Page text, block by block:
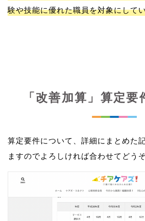
験や技能に優れた職員を対象にして
「改善加算」算定
算定要件について、詳細にまとめた
ますのでよろしければ合わせてどうぞ